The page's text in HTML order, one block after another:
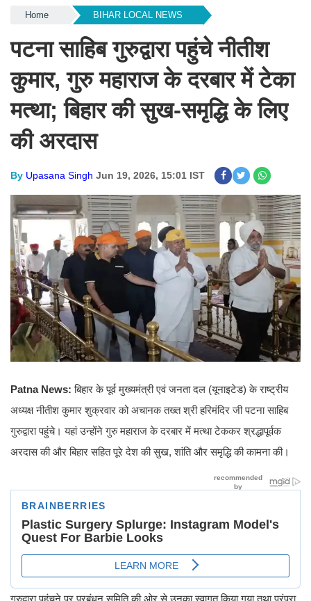
Home BIHAR LOCAL NEWS
पटना साहिब गुरुद्वारा पहुंचे नीतीश
कुमार, गुरु महाराज के दरबार में टेका
मत्था; बिहार की सुख-समृद्धि के लिए
की अरदास
By Upasana Singh Jun 19, 2026, 15:01 IST
Patna News:बिहार के पूर्व मुख्यमंत्री एवं जनता दल (यूनाइटेड) के राष्ट्रीय
अध्यक्ष नीतीश कुमार शुक्रवार को अचानक तख्त श्री हरिमंदिर जी पटना साहिब
गुरुद्वारा पहुंचे। यहां उन्होंने गुरु महाराज के दरबार में मत्था टेककर श्रद्धापूर्वक
अरदास की और बिहार सहित पूरे देश की सुख, शांति और समृद्धि की कामना की।